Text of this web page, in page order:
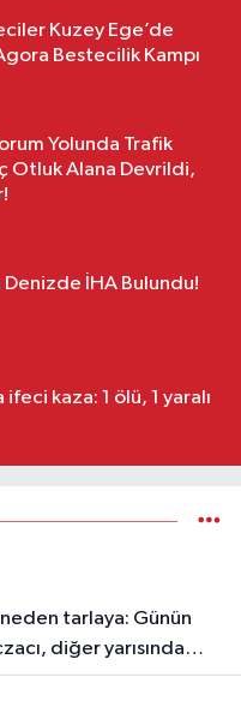
Kuzey Ege’de
Bestecilik Kampı
Yolunda Trafik
Otluk Alana Devrildi,
İHA Bulundu!
kaza: 1 ölü, 1 yaralı
diğer yarısında